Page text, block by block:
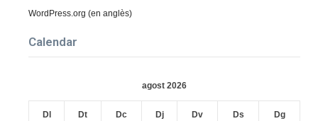
WordPress.org (en anglès)
Calendar
agost 2026
Dl Dt Dc Dj Dv Ds Dg